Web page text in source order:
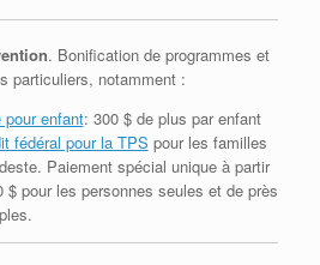
. Bonification de programmes et
particuliers, notamment :
enfant: 300 $ de plus par enfant
fédéral pour la TPS pour les familles
Paiement spécial unique à partir
$ pour les personnes seules et de près